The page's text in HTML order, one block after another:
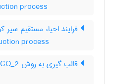
process
فرایند احیاء مستقیم سیر
process
قالب گیری به روش CO_2